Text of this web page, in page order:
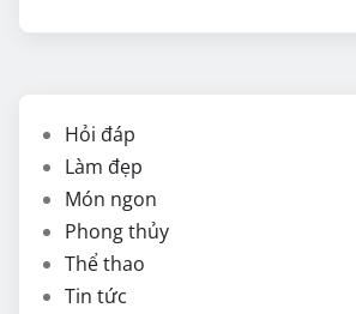
Hỏi đáp
Làm đẹp
Món ngon
Phong thủy
Thể thao
Tin tức